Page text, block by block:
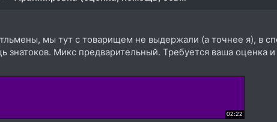
мы тут с товарищем не выдержали (а точнее я), в
Микс предварительный. Требуется ваша оценка